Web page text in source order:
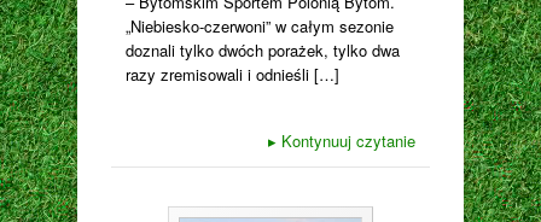
„Niebiesko-czerwoni” w całym sezonie
doznali tylko dwóch porażek, tylko dwa
razy zremisowali i odnieśli […]
▸ Kontynuuj czytanie